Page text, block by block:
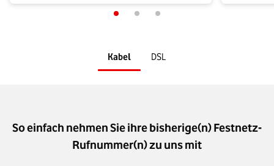
Kabel DSL
So einfach nehmen Sie ihre bisherige(n) Festnetz-
Rufnummer(n) zu uns mit